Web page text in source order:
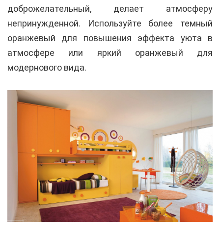
доброжелательный, делает атмосферу
непринужденной. Используйте более темный
оранжевый для повышения эффекта уюта в
атмосфере или яркий оранжевый для
модернового вида.